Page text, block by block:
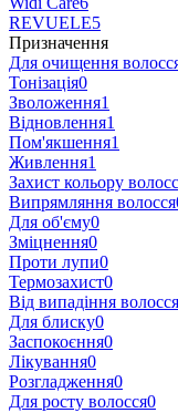
REVUELE5
Призначення
Для очищення
Тонізація0
Зволоження1
Відновлення1
Пом'якшення1
Живлення1
Захист кольору
Випрямляння волосся
Для об'єму0
Зміцнення0
Проти лупи0
Термозахист0
Від випадіння волосся
Для блиску0
Заспокоєння0
Лікування0
Розгладження0
Для росту волосся0